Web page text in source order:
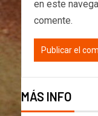
en este
comente.
MÁS INFO